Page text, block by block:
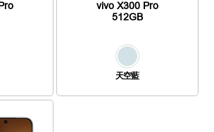
vivo X300 Pro
512GB
天空藍